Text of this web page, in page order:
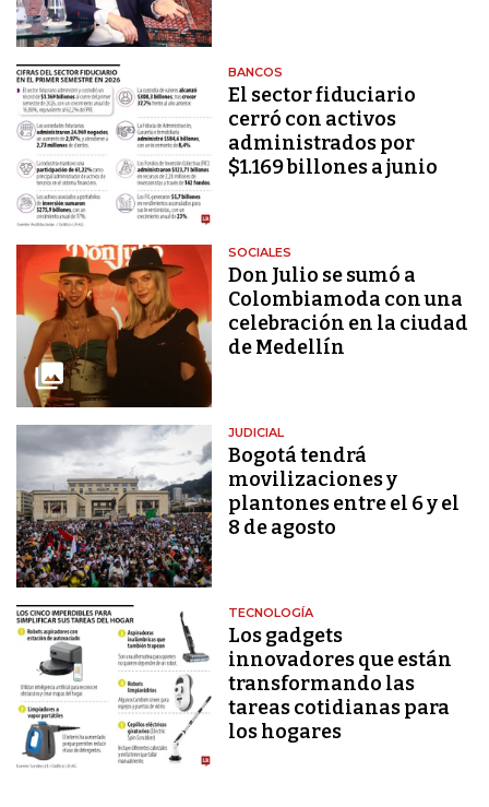
BANCOS
El sector fiduciario
cerró con activos
administrados por
$1.169 billones a junio
SOCIALES
Don Julio se sumó a
Colombiamoda con una
celebración en la ciudad
de Medellín
JUDICIAL
Bogotá tendrá
movilizaciones y
plantones entre el 6 y el
8 de agosto
TECNOLOGÍA
Los gadgets
innovadores que están
transformando las
tareas cotidianas para
los hogares